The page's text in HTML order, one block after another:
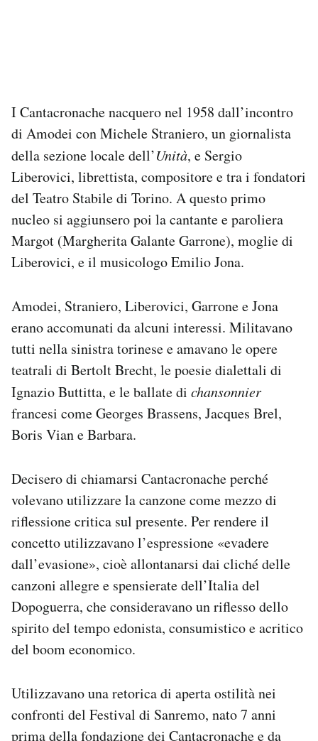
I Cantacronache nacquero nel 1958 dall’incontro
di Amodei con Michele Straniero, un giornalista
della sezione locale dell’Unità, e Sergio
Liberovici, librettista, compositore e tra i fondatori
del Teatro Stabile di Torino. A questo primo
nucleo si aggiunsero poi la cantante e paroliera
Margot (Margherita Galante Garrone), moglie di
Liberovici, e il musicologo Emilio Jona.
Amodei, Straniero, Liberovici, Garrone e Jona
erano accomunati da alcuni interessi. Militavano
tutti nella sinistra torinese e amavano le opere
teatrali di Bertolt Brecht, le poesie dialettali di
Ignazio Buttitta, e le ballate di chansonnier
francesi come Georges Brassens, Jacques Brel,
Boris Vian e Barbara.
Decisero di chiamarsi Cantacronache perché
volevano utilizzare la canzone come mezzo di
riflessione critica sul presente. Per rendere il
concetto utilizzavano l’espressione «evadere
dall’evasione», cioè allontanarsi dai cliché delle
canzoni allegre e spensierate dell’Italia del
Dopoguerra, che consideravano un riflesso dello
spirito del tempo edonista, consumistico e acritico
del boom economico.
Utilizzavano una retorica di aperta ostilità nei
confronti del Festival di Sanremo, nato 7 anni
prima della fondazione dei Cantacronache e da